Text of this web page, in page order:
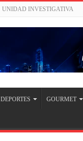
UNIDAD INVESTIGATIVA
DEPORTES GOURMET